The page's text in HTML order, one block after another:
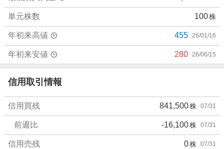
0
%
、
強
く
売
り
た
い
0
単元株数 100株
年初来高値 455 26/01/16
年初来安値 280 26/06/15
信用取引情報
信用買残 841,500株 07/31
前週比 -16,100株 07/31
信用売残 0株 07/31